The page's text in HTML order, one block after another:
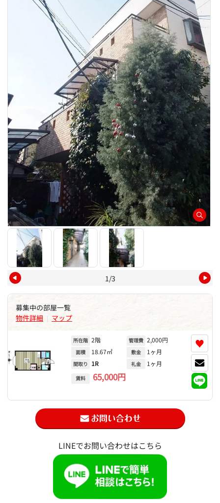
1/3
募集中の部屋一覧
物件詳細 | マップ
所在階 2階
面積 18.67㎡
間取り 1R
賃料 65,000円
管理費 2,000円
敷金 1ヶ月
礼金 1ヶ月
♥
LINEでお問い合わせはこちら